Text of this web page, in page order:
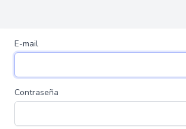
E-mail
Contraseña